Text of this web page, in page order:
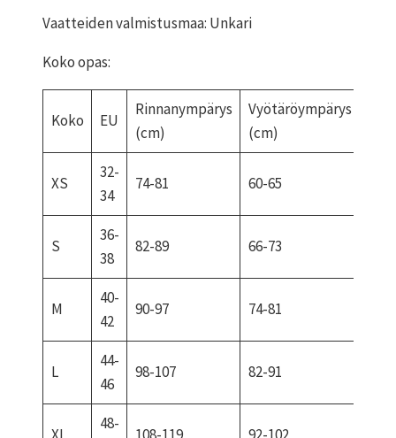
Vaatteiden valmistusmaa: Unkari
Koko opas:
Koko EU
Rinnanympärys
(cm)
Vyötäröympärys
(cm)
XS
32-
34
74-81 60-65
S
36-
38
82-89 66-73
M
40-
42
90-97 74-81
L
44-
46
98-107 82-91
48-